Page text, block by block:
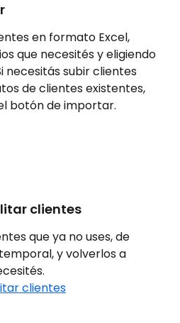
en formato Excel,
que necesités y eligiendo
necesitás subir clientes
de clientes existentes,
botón de importar.
clientes
que ya no uses, de
y volverlos a
clientes